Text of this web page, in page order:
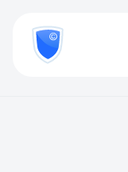
800
777-
81-Проверить